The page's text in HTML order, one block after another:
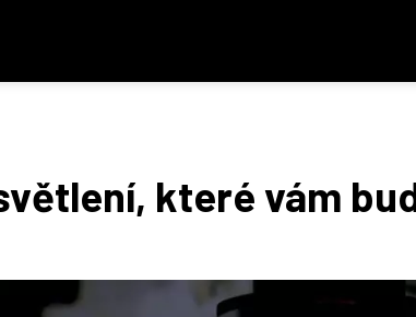
které vám